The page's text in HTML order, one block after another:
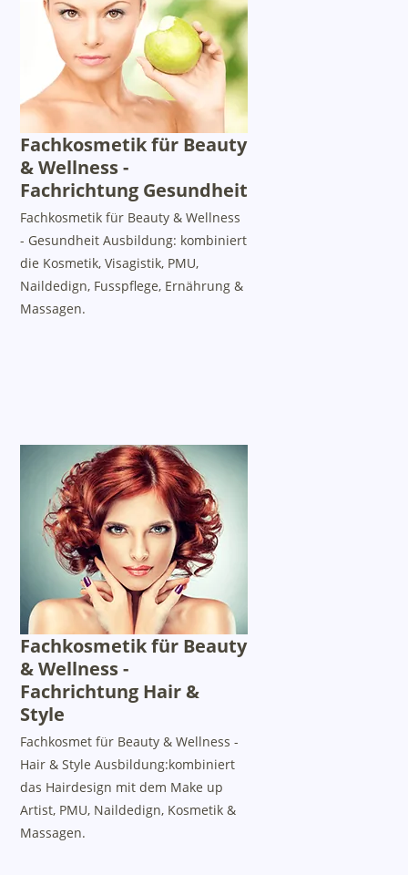
Fachkosmetik für Beauty
& Wellness -
Fachrichtung Gesundheit
Fachkosmetik für Beauty & Wellness
- Gesundheit Ausbildung: kombiniert
die Kosmetik, Visagistik, PMU,
Naildedign, Fusspflege, Ernährung &
Massagen.
Fachkosmetik für Beauty
& Wellness -
Fachrichtung Hair &
Style
Fachkosmet für Beauty & Wellness -
Hair & Style Ausbildung:kombiniert
das Hairdesign mit dem Make up
Artist, PMU, Naildedign, Kosmetik &
Massagen.